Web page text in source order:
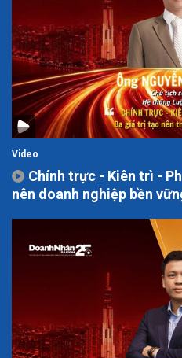
Video
Chính trực - Kiên trì -
nên doanh nghiệp bền